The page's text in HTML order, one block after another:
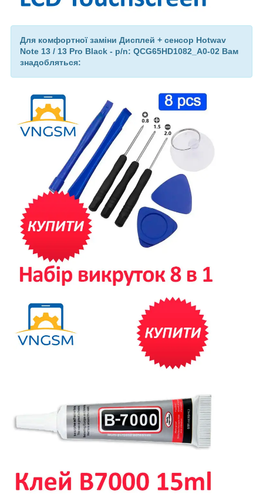
Для комфортної заміни Дисплей + сенсор Hotwav
Note 13 / 13 Pro Black - p/n: QCG65HD1082_A0-02 Вам
знадобляться: